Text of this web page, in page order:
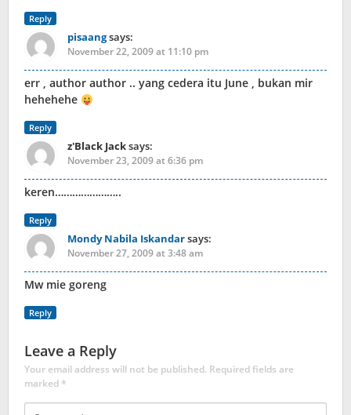
Reply
pisaangsays:
November 22, 2009 at 11:10 pm
err , author author .. yang cedera itu June , bukan mir
hehehehe
Reply
z'Black Jacksays:
November 23, 2009 at 6:36 pm
keren…………………..
Reply
Mondy Nabila Iskandarsays:
November 27, 2009 at 3:48 am
Mw mie goreng
Reply
Leave a Reply
Your email address will not be published. Required fields are
marked*